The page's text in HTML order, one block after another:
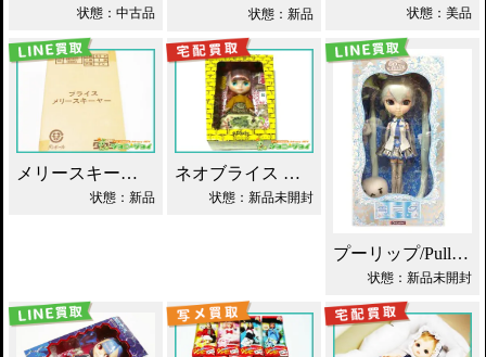
状態：中古品 状態：新品 状態：美品
メリースキーヤー ネオブライス タカラ買取！
状態：新品
ネオブライス あちゃちゅむずきん Blythe 人形 買取！
状態：新品未開封
プーリップ/Pullip 雪ミク 初音ミク 買取
状態：新品未開封